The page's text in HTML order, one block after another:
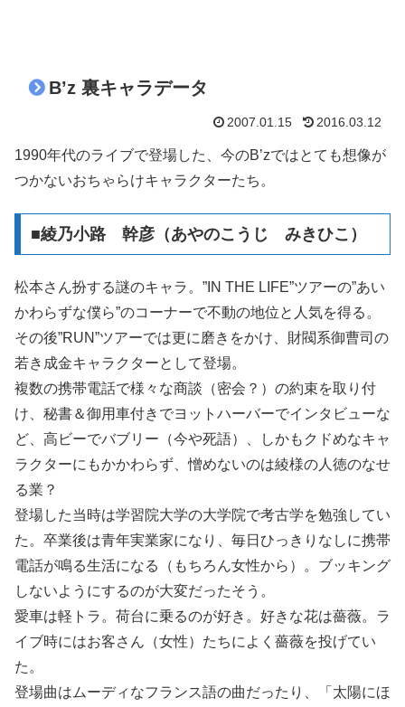
B’z 裏キャラデータ
2007.01.15 2016.03.12
1990年代のライブで登場した、今のB’zではとても想像が
つかないおちゃらけキャラクターたち。
■綾乃小路 幹彦（あやのこうじ みきひこ）
松本さん扮する謎のキャラ。”IN THE LIFE”ツアーの”あい
かわらずな僕ら”のコーナーで不動の地位と人気を得る。
その後”RUN”ツアーでは更に磨きをかけ、財閥系御曹司の
若き成金キャラクターとして登場。
複数の携帯電話で様々な商談（密会？）の約束を取り付
け、秘書＆御用車付きでヨットハーバーでインタビューな
ど、高ビーでバブリー（今や死語）、しかもクドめなキャ
ラクターにもかかわらず、憎めないのは綾様の人徳のなせ
る業？
登場した当時は学習院大学の大学院で考古学を勉強してい
た。卒業後は青年実業家になり、毎日ひっきりなしに携帯
電話が鳴る生活になる（もちろん女性から）。ブッキング
しないようにするのが大変だったそう。
愛車は軽トラ。荷台に乗るのが好き。好きな花は薔薇。ラ
イブ時にはお客さん（女性）たちによく薔薇を投げてい
た。
登場曲はムーディなフランス語の曲だったり、「太陽にほ